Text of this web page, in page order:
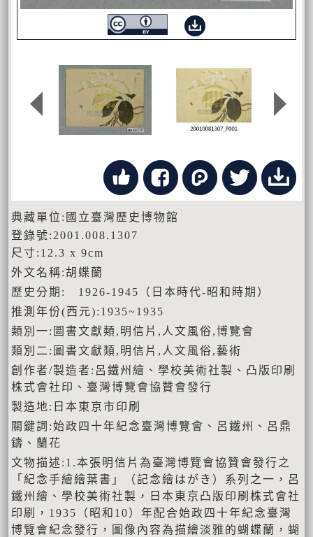
典藏單位:國立臺灣歷史博物館
登錄號:2001.008.1307
尺寸:12.3 x 9cm
外文名稱:胡蝶蘭
歷史分期: 1926-1945（日本時代-昭和時期）
推測年份(西元):1935~1935
類別一:圖書文獻類,明信片,人文風俗,博覽會
類別二:圖書文獻類,明信片,人文風俗,藝術
創作者/製造者:呂鐵州繪、學校美術社製、凸版印刷
株式會社印、臺灣博覽會協贊會發行
製造地:日本東京市印刷
關鍵詞:始政四十年紀念臺灣博覽會、呂鐵州、呂鼎
鑄、蘭花
文物描述:1.本張明信片為臺灣博覽會協贊會發行之
「紀念手繪繪葉書」（記念繪はがき）系列之一，呂
鐵州繪、學校美術社製，日本東京凸版印刷株式會社
印刷，1935（昭和10）年配合始政四十年紀念臺灣
博覽會紀念發行，圖像內容為描繪淡雅的蝴蝶蘭，蝴